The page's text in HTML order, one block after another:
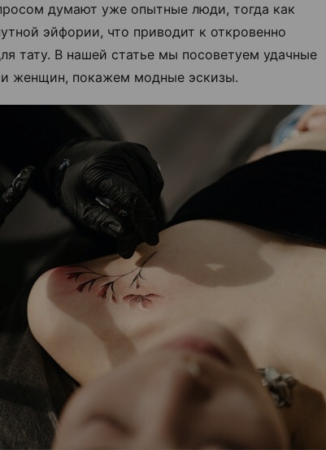
думают уже опытные люди, тогда как
эйфории, что приводит к откровенно
тату. В нашей статье мы посоветуем удачные
женщин, покажем модные эскизы.